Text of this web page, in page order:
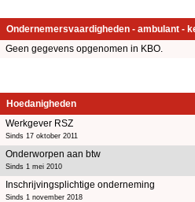
Ondernemersvaardigheden - ambulant -
Geen gegevens opgenomen in KBO.
Hoedanigheden
Werkgever RSZ
Sinds 17 oktober 2011
Onderworpen aan btw
Sinds 1 mei 2010
Inschrijvingsplichtige onderneming
Sinds 1 november 2018